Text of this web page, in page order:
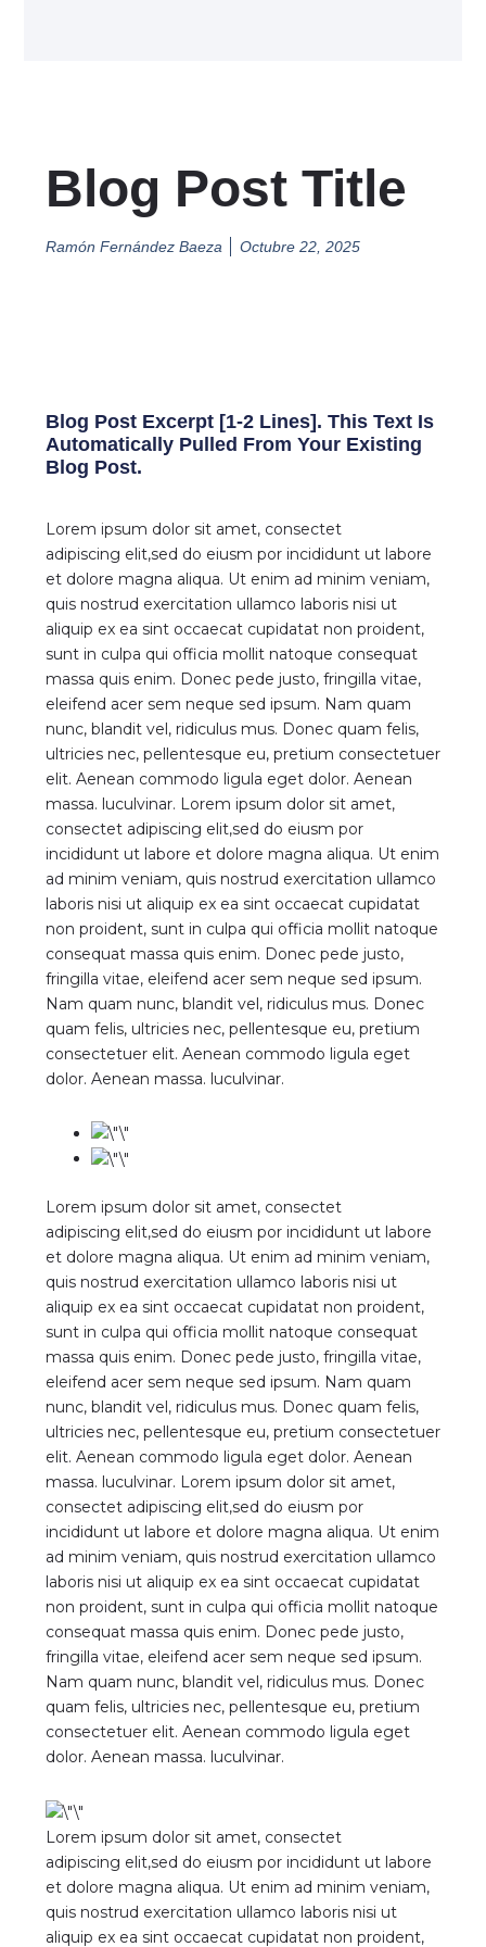
Blog Post Title
Ramón Fernández Baeza Octubre 22, 2025
Blog Post Excerpt [1-2 Lines]. This Text Is
Automatically Pulled From Your Existing
Blog Post.
Lorem ipsum dolor sit amet, consectet
adipiscing elit,sed do eiusm por incididunt ut labore
et dolore magna aliqua. Ut enim ad minim veniam,
quis nostrud exercitation ullamco laboris nisi ut
aliquip ex ea sint occaecat cupidatat non proident,
sunt in culpa qui officia mollit natoque consequat
massa quis enim. Donec pede justo, fringilla vitae,
eleifend acer sem neque sed ipsum. Nam quam
nunc, blandit vel, ridiculus mus. Donec quam felis,
ultricies nec, pellentesque eu, pretium consectetuer
elit. Aenean commodo ligula eget dolor. Aenean
massa. luculvinar. Lorem ipsum dolor sit amet,
consectet adipiscing elit,sed do eiusm por
incididunt ut labore et dolore magna aliqua. Ut enim
ad minim veniam, quis nostrud exercitation ullamco
laboris nisi ut aliquip ex ea sint occaecat cupidatat
non proident, sunt in culpa qui officia mollit natoque
consequat massa quis enim. Donec pede justo,
fringilla vitae, eleifend acer sem neque sed ipsum.
Nam quam nunc, blandit vel, ridiculus mus. Donec
quam felis, ultricies nec, pellentesque eu, pretium
consectetuer elit. Aenean commodo ligula eget
dolor. Aenean massa. luculvinar.
Lorem ipsum dolor sit amet, consectet
adipiscing elit,sed do eiusm por incididunt ut labore
et dolore magna aliqua. Ut enim ad minim veniam,
quis nostrud exercitation ullamco laboris nisi ut
aliquip ex ea sint occaecat cupidatat non proident,
sunt in culpa qui officia mollit natoque consequat
massa quis enim. Donec pede justo, fringilla vitae,
eleifend acer sem neque sed ipsum. Nam quam
nunc, blandit vel, ridiculus mus. Donec quam felis,
ultricies nec, pellentesque eu, pretium consectetuer
elit. Aenean commodo ligula eget dolor. Aenean
massa. luculvinar. Lorem ipsum dolor sit amet,
consectet adipiscing elit,sed do eiusm por
incididunt ut labore et dolore magna aliqua. Ut enim
ad minim veniam, quis nostrud exercitation ullamco
laboris nisi ut aliquip ex ea sint occaecat cupidatat
non proident, sunt in culpa qui officia mollit natoque
consequat massa quis enim. Donec pede justo,
fringilla vitae, eleifend acer sem neque sed ipsum.
Nam quam nunc, blandit vel, ridiculus mus. Donec
quam felis, ultricies nec, pellentesque eu, pretium
consectetuer elit. Aenean commodo ligula eget
dolor. Aenean massa. luculvinar.
Lorem ipsum dolor sit amet, consectet
adipiscing elit,sed do eiusm por incididunt ut labore
et dolore magna aliqua. Ut enim ad minim veniam,
quis nostrud exercitation ullamco laboris nisi ut
aliquip ex ea sint occaecat cupidatat non proident,